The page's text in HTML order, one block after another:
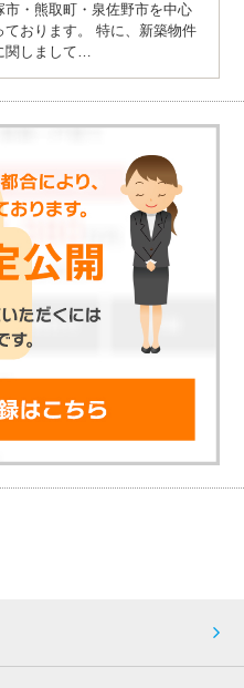
・熊取町・泉佐野市を中心
おります。 特に、新築物件
関しまして…